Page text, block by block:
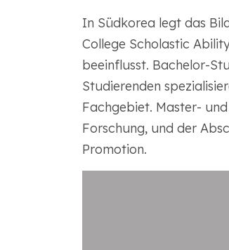
In Südkorea legt das
College Scholastic
beeinflusst. Bachelor-
Studierenden
Fachgebiet. Master-
Forschung, und der
Promotion.